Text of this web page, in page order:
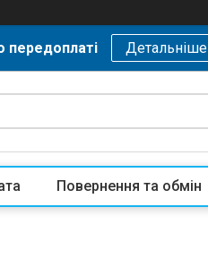
передоплаті Детальніше
Повернення та обмін